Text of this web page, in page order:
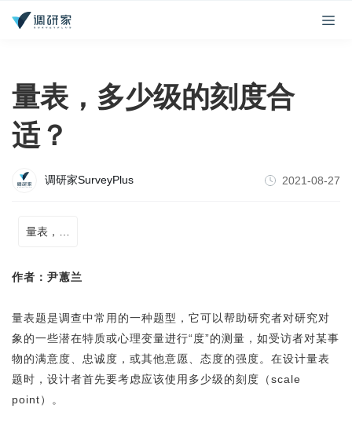
量表，多少级的刻度合
适？
调研家SurveyPlus 2021-08-27
作者：尹蕙兰
量表题是调查中常用的一种题型 ，它可以帮助研究者对研究对
象的一些潜在特质或心理变量进行“度”的测量，如受访者对某事
物的满意度、忠诚度，或其他意愿、态度的强度。在设计量表
题时，设计者首先要考虑应该使用多少级的刻度（scale
point）。